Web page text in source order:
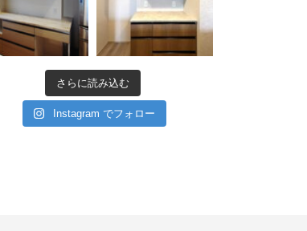
さらに読み込む
Instagram でフォロー